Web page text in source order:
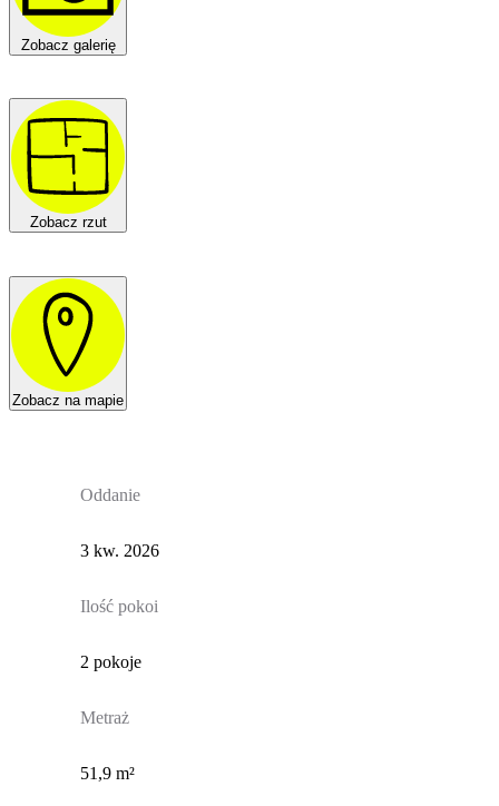
Zobacz galerię
Zobacz rzut
Zobacz na mapie
Oddanie
3 kw. 2026
Ilość pokoi
2 pokoje
Metraż
51,9 m²